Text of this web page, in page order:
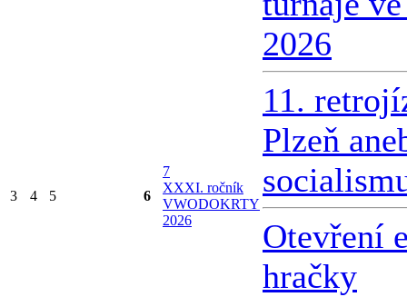
3 4 5 6
7
XXXI. ročník
VWODOKRTY
2026
2026
11.
Plzeň
Otevření
hračky